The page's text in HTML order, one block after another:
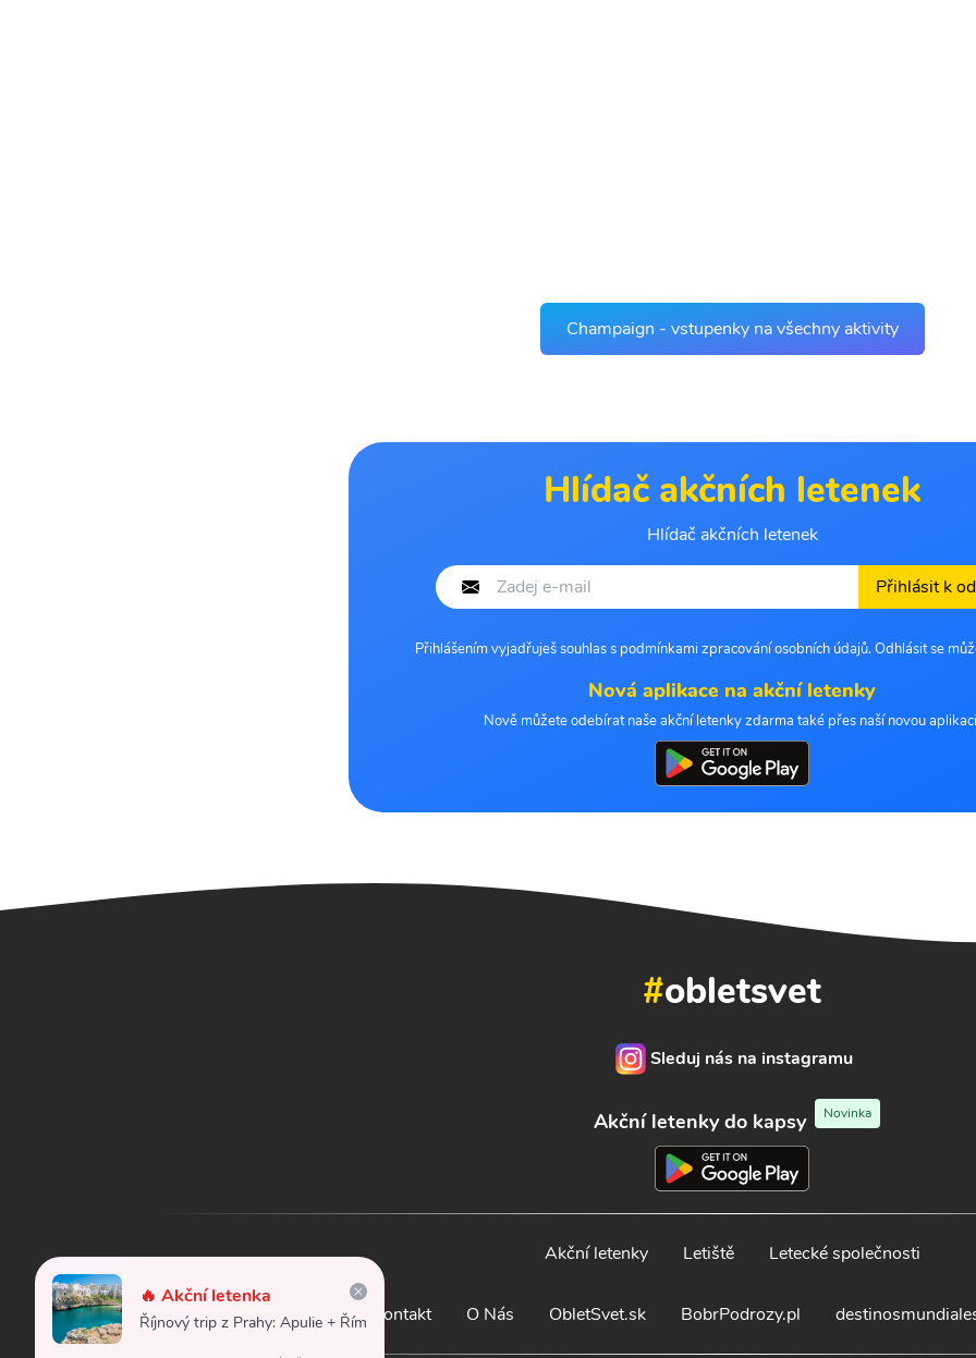
Champaign - vstupenky na všechny aktivity
Hlídač akčních letenek
Hlídač akčních letenek
Přihlásit k
Přihlášením vyjadřuješ souhlas s podmínkami zpracování osobních údajů. Odhlásit se
Nová aplikace na akční letenky
Nově můžete odebírat naše akční letenky zdarma také přes naší novou
🔥 Akční letenka
Říjnový trip z Prahy: Apulie + Řím
#obletsvet
Sleduj nás na instagramu
Akční letenky do kapsy Novinka
Akční letenky Letiště Letecké společnosti
Letenky Kontakt O Nás ObletSvet.sk BobrPodrozy.pl